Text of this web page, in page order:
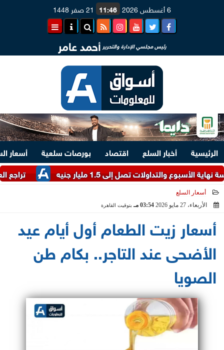
6 أغسطس 2026 11:46 21 صفر 1448
رئيس مجلسي الإدارة والتحرير أحمد عامر
الرئيسية أخبار السلع اقتصاد بورصات سلعية
أسعار
تراجع العملة
تصل إلى 1.5 مليار جنيه
أسعار السلع
الأربعاء، 27 مايو 2026
03:54 مـ بتوقيت القاهرة
أسعار زيت الطعام أول أيام عيد
الأضحى عند التاجر.. بكام طن
الصويا